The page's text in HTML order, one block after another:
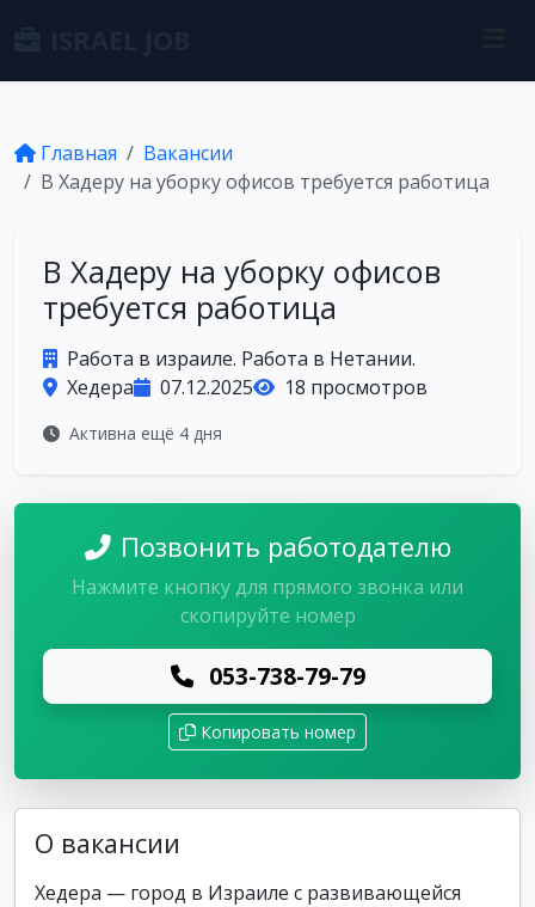
Главная
Вакансии
В Хадеру на уборку офисов требуется работица
В Хадеру на уборку офисов
требуется работица
Работа в израиле. Работа в Нетании.
Хедера
07.12.2025 18 просмотров
Активна ещё 4 дня
Позвонить работодателю
Нажмите кнопку для прямого звонка или
скопируйте номер
053-738-79-79
Копировать номер
О вакансии
Хедера — город в Израиле с развивающейся